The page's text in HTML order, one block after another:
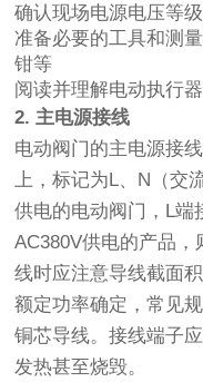
确认现场电源电压等
准备必要的工具和测
钳等
阅读并理解电动执行
2. 主电源接线
电动阀门的主电源接
上，标记为L、N（交
供电的电动阀门，L端
AC380V供电的产品
线时应注意导线截面
额定功率确定，常见
铜芯导线。接线端子
发热甚至烧毁。